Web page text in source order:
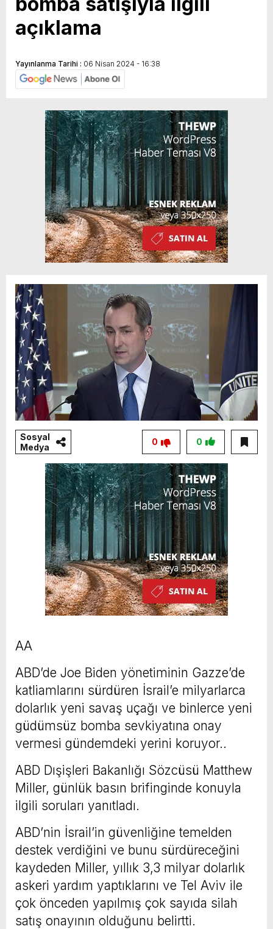
açıklama
Yayınlanma Tarihi : 06 Nisan 2024 - 16:38
Sosyal
Medya
0
0
AA
ABD’de Joe Biden yönetiminin Gazze’de
katliamlarını sürdüren İsrail’e milyarlarca
dolarlık yeni savaş uçağı ve binlerce yeni
güdümsüz bomba sevkiyatına onay
vermesi gündemdeki yerini koruyor..
ABD Dışişleri Bakanlığı Sözcüsü Matthew
Miller, günlük basın brifinginde konuyla
ilgili soruları yanıtladı.
ABD’nin İsrail’in güvenliğine temelden
destek verdiğini ve bunu sürdüreceğini
kaydeden Miller, yıllık 3,3 milyar dolarlık
askeri yardım yaptıklarını ve Tel Aviv ile
çok önceden yapılmış çok sayıda silah
satış onayının olduğunu belirtti.